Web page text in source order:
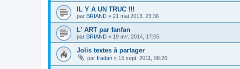
IL Y A UN TRUC !!!
par BRIAND » 21 mai 2013, 23:36
L' ART par fanfan
par BRIAND » 19 avr. 2014, 17:05
Jolis textes à partager
par fradan » 15 sept. 2011, 08:26